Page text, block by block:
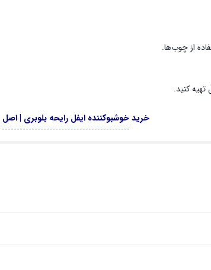
کنید.
خریدخوشبوکننده ایفل رایحه بلوبری | اصل